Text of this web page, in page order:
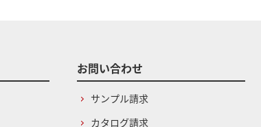
お問い合わせ
サンプル請求
カタログ請求